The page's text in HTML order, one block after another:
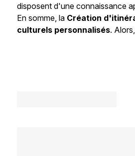
disposent d'une connaissance
En somme, la Création
culturels personnalisés.